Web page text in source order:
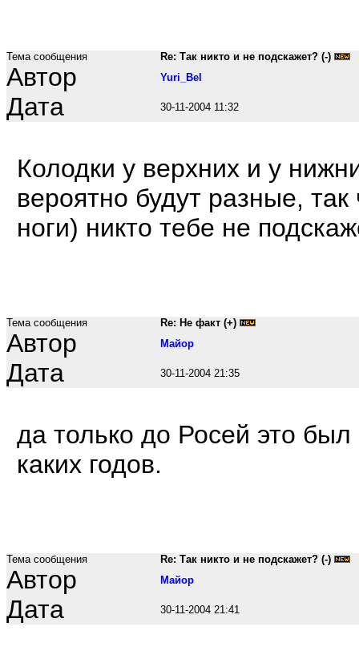
Тема сообщения Re: Так никто и не подскажет? (-)
Автор Yuri_Bel
Дата 30-11-2004 11:32
Колодки у верхних и у
вероятно будут разные,
ноги) никто тебе не
Тема сообщения Re: Не факт (+)
Автор Maйop
Дата 30-11-2004 21:35
да только до Росей это
каких годов.
Тема сообщения Re: Так никто и не подскажет? (-)
Автор Maйop
Дата 30-11-2004 21:41